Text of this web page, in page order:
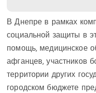
В Днепре в рамках
социальной защиты в
помощь, медицинское
афганцев, участников
территории других
городском бюджете